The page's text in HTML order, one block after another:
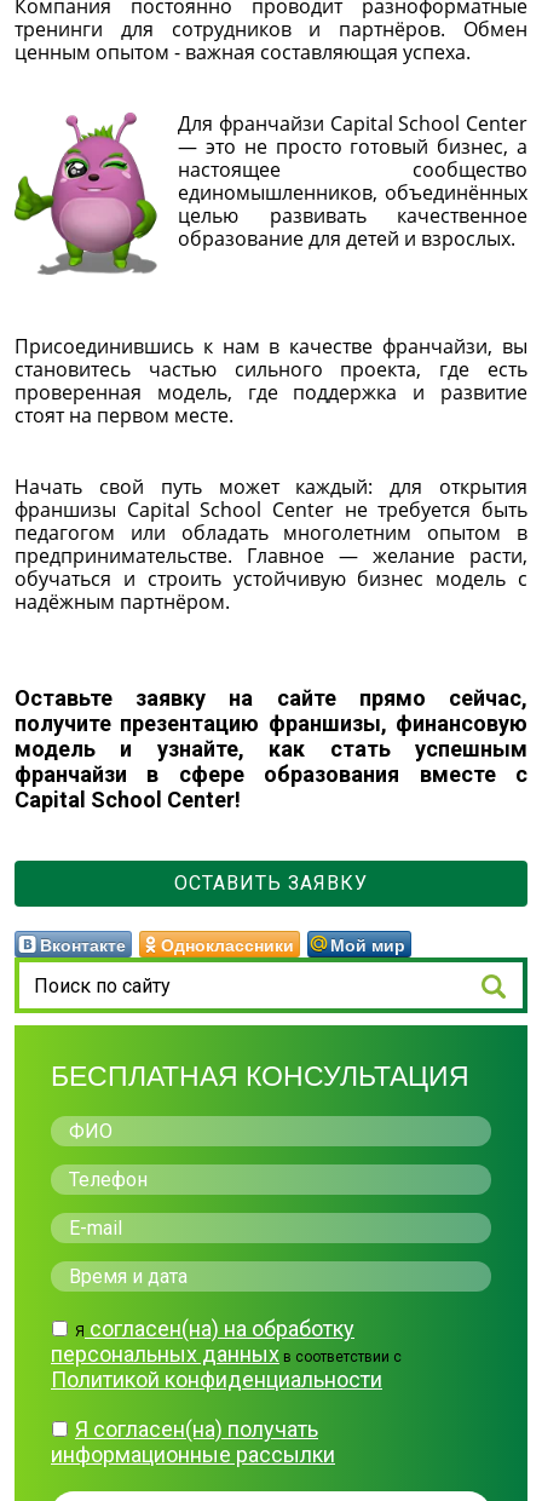
Компания постоянно проводит разноформатные
тренинги для сотрудников и партнёров. Обмен
ценным опытом - важная составляющая успеха.
Для франчайзи Capital School Center
— это не просто готовый бизнес, а
настоящее сообщество
единомышленников, объединённых
целью развивать качественное
образование для детей и взрослых.
Присоединившись к нам в качестве франчайзи, вы
становитесь частью сильного проекта, где есть
проверенная модель, где поддержка и развитие
стоят на первом месте.
Начать свой путь может каждый: для открытия
франшизы Capital School Center не требуется быть
педагогом или обладать многолетним опытом в
предпринимательстве. Главное — желание расти,
обучаться и строить устойчивую бизнес модель с
надёжным партнёром.
Оставьте заявку на сайте прямо сейчас,
получите презентацию франшизы, финансовую
модель и узнайте, как стать успешным
франчайзи в сфере образования вместе с
Capital School Center!
ОСТАВИТЬ ЗАЯВКУ
Вконтакте Одноклассники Мой мир
БЕСПЛАТНАЯ КОНСУЛЬТАЦИЯ
Я согласен(на) на обработку
персональных данных в соответствии с
Политикой конфиденциальности
Я согласен(на) получать
информационные рассылки